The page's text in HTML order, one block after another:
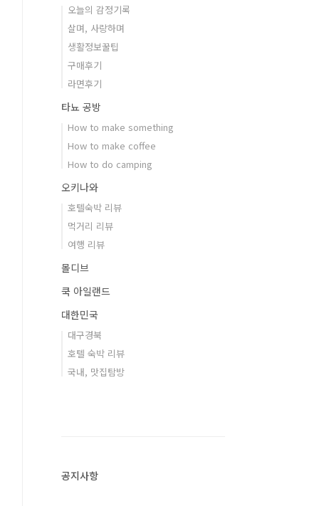
오늘의 감정기록
살며, 사랑하며
생활정보꿀팁
구매후기
라면후기
타뇨 공방
How to make something
How to make coffee
How to do camping
오키나와
호텔숙박 리뷰
먹거리 리뷰
여행 리뷰
몰디브
쿡 아일랜드
대한민국
대구경북
호텔 숙박 리뷰
국내, 맛집탐방
공지사항